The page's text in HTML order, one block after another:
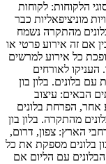
הלקוחות: לקוחות
מוניציפאליות כבר
בלונים מהתקרה נשמח
אם זה אירוע פרטי או
כל אירוע למרשים
העניקו לאורחים
בלונים. בלון בון
הבאים: עיצוב
אחר, הפרחת בלונים
מהתקרה. בלון בון
הארץ: צפון, דרום,
בלונים מספקת את כל
הבלונים עם הליום אם